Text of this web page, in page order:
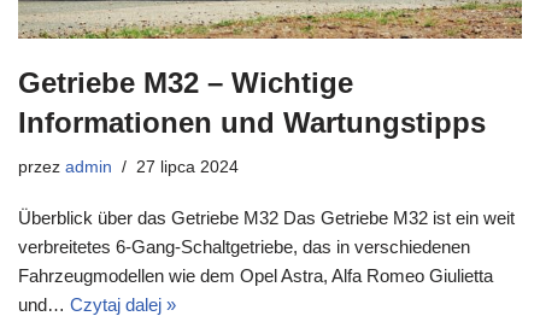
Getriebe M32 – Wichtige
Informationen und Wartungstipps
przez admin 27 lipca 2024
Überblick über das Getriebe M32 Das Getriebe M32 ist ein weit
verbreitetes 6-Gang-Schaltgetriebe, das in verschiedenen
Fahrzeugmodellen wie dem Opel Astra, Alfa Romeo Giulietta
und… Czytaj dalej »